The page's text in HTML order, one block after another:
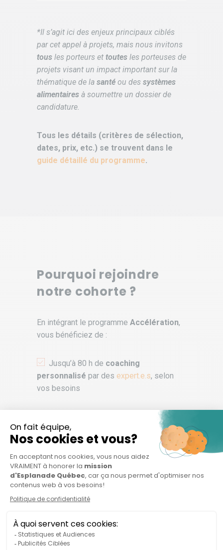
*Il s’agit ici des enjeux principaux ciblés
par cet appel à projets, mais nous invitons
tous les porteurs et toutes les porteuses de
projets visant un impact important sur la
thématique de la santé ou des systèmes
alimentaires à soumettre un dossier de
candidature.
Tous les détails (critères de sélection,
dates, prix, etc.) se trouvent dans le
guide détaillé du programme.
Pourquoi rejoindre
notre cohorte ?
En intégrant le programme Accélération,
vous bénéficiez de :
Jusqu’à 80 h de coaching
personnalisé par des expert.e.s, selon
vos besoins
d’investisseur.e.s
sensibles à l’impact
L’accès aux partenaires privilégiés de
l’Esplanade pour préparer des
projets
pilotes ou vitrines
possibilité d’entente
avec le CIUSSS du Centre-Sud-de-l’Île-de-
Desformations et ressources